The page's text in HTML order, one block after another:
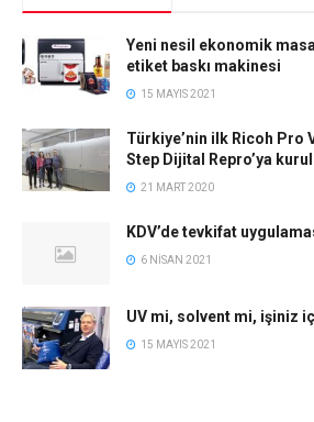
Yeni nesil ekonomik
etiket baskı makinesi
15 MAYIS 2021
Türkiye’nin ilk Ricoh Pro
Step Dijital Repro’ya
21 MART 2020
KDV’de tevkifat
6 NISAN 2021
UV mi, solvent mi, işiniz
15 MAYIS 2021